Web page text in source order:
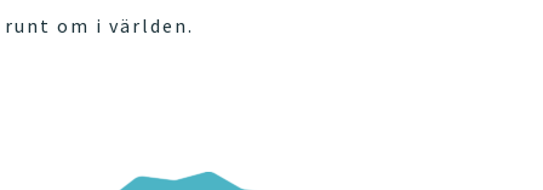
runt om i världen.